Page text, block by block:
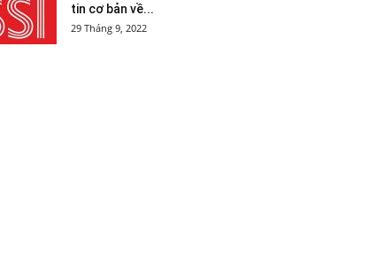
tin cơ bản về...
29 Tháng 9, 2022